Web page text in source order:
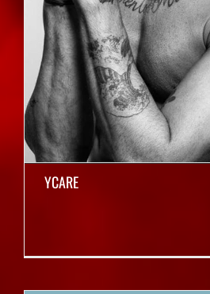
YCARE